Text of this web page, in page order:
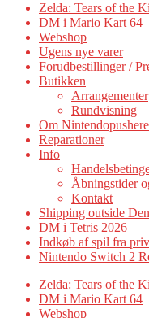
Zelda: Tears of the
DM i Mario Kart 64
Webshop
Ugens nye varer
Forudbestillinger /
Butikken
Arrangementer
Rundvisning
Om
Reparationer
Info
Åbningstider
Kontakt
Shipping outside
DM i Tetris 2026
Indkøb af spil fra
Nintendo Switch 2
Zelda: Tears of the
DM i Mario Kart 64
Webshop